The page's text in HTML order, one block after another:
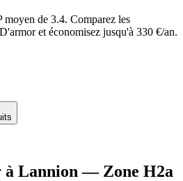
de 3.4. Comparez les
et économisez jusqu'à 330 €/an.
à Lannion — Zone H2a